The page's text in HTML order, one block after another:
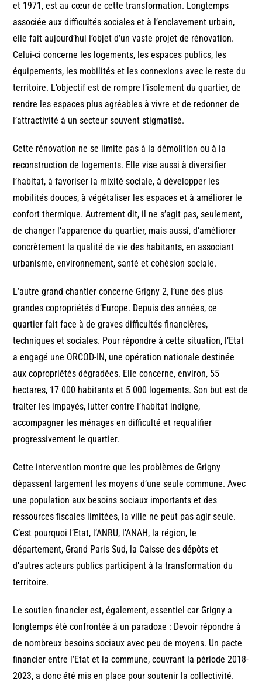
et 1971, est au cœur de cette transformation. Longtemps
associée aux difficultés sociales et à l’enclavement urbain,
elle fait aujourd’hui l’objet d’un vaste projet de rénovation.
Celui-ci concerne les logements, les espaces publics, les
équipements, les mobilités et les connexions avec le reste du
territoire. L’objectif est de rompre l’isolement du quartier, de
rendre les espaces plus agréables à vivre et de redonner de
l’attractivité à un secteur souvent stigmatisé.
Cette rénovation ne se limite pas à la démolition ou à la
reconstruction de logements. Elle vise aussi à diversifier
l’habitat, à favoriser la mixité sociale, à développer les
mobilités douces, à végétaliser les espaces et à améliorer le
confort thermique. Autrement dit, il ne s’agit pas, seulement,
de changer l’apparence du quartier, mais aussi, d’améliorer
concrètement la qualité de vie des habitants, en associant
urbanisme, environnement, santé et cohésion sociale.
L’autre grand chantier concerne Grigny 2, l’une des plus
grandes copropriétés d’Europe. Depuis des années, ce
quartier fait face à de graves difficultés financières,
techniques et sociales. Pour répondre à cette situation, l’Etat
a engagé une ORCOD-IN, une opération nationale destinée
aux copropriétés dégradées. Elle concerne, environ, 55
hectares, 17 000 habitants et 5 000 logements. Son but est de
traiter les impayés, lutter contre l’habitat indigne,
accompagner les ménages en difficulté et requalifier
progressivement le quartier.
Cette intervention montre que les problèmes de Grigny
dépassent largement les moyens d’une seule commune. Avec
une population aux besoins sociaux importants et des
ressources fiscales limitées, la ville ne peut pas agir seule.
C’est pourquoi l’Etat, l’ANRU, l’ANAH, la région, le
département, Grand Paris Sud, la Caisse des dépôts et
d’autres acteurs publics participent à la transformation du
territoire.
Le soutien financier est, également, essentiel car Grigny a
longtemps été confrontée à un paradoxe : Devoir répondre à
de nombreux besoins sociaux avec peu de moyens. Un pacte
financier entre l’Etat et la commune, couvrant la période 2018-
2023, a donc été mis en place pour soutenir la collectivité.